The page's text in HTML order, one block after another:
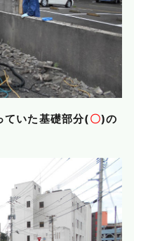
ていた基礎部分(〇)の